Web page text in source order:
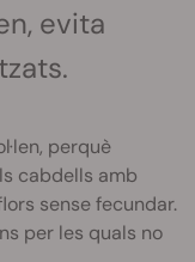
evita
perquè
cabdells amb
sense fecundar.
per les quals no